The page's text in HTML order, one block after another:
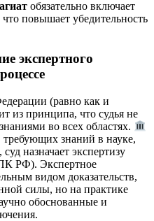
обязательно включает
повышает убедительность
экспертного
(равно как и
из принципа, что судья не
во всех областях.
знаний в науке,
назначает экспертизу
РФ). Экспертное
видом доказательств,
силы, но на практике
обоснованные и